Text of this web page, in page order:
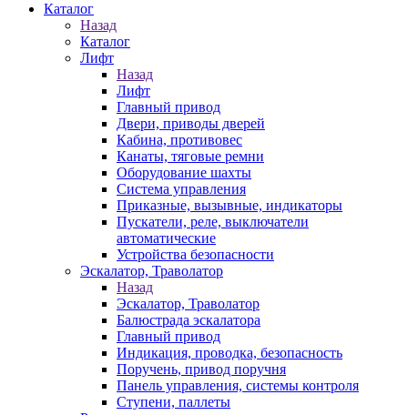
Каталог
Назад
Каталог
Лифт
Назад
Лифт
Главный привод
Двери, приводы дверей
Кабина, противовес
Канаты, тяговые ремни
Оборудование шахты
Система управления
Приказные, вызывные, индикаторы
Пускатели, реле, выключатели
автоматические
Устройства безопасности
Эскалатор, Траволатор
Назад
Эскалатор, Траволатор
Балюстрада эскалатора
Главный привод
Индикация, проводка, безопасность
Поручень, привод поручня
Панель управления, системы контроля
Ступени, паллеты